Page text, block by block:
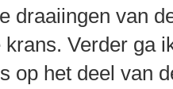
draaiingen van
krans. Verder ga
op het deel van